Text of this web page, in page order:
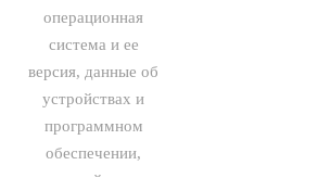
операционная
система и ее
версия, данные об
устройствах и
программном
обеспечении,